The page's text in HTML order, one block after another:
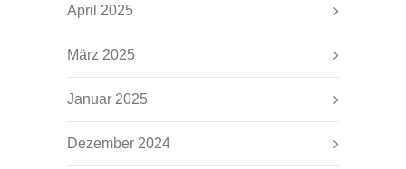
April 2025
März 2025
Januar 2025
Dezember 2024